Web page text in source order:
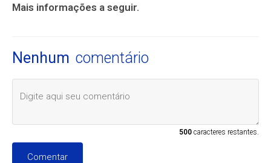
Mais informações a seguir.
Nenhum comentário
500caracteres restantes.
Comentar